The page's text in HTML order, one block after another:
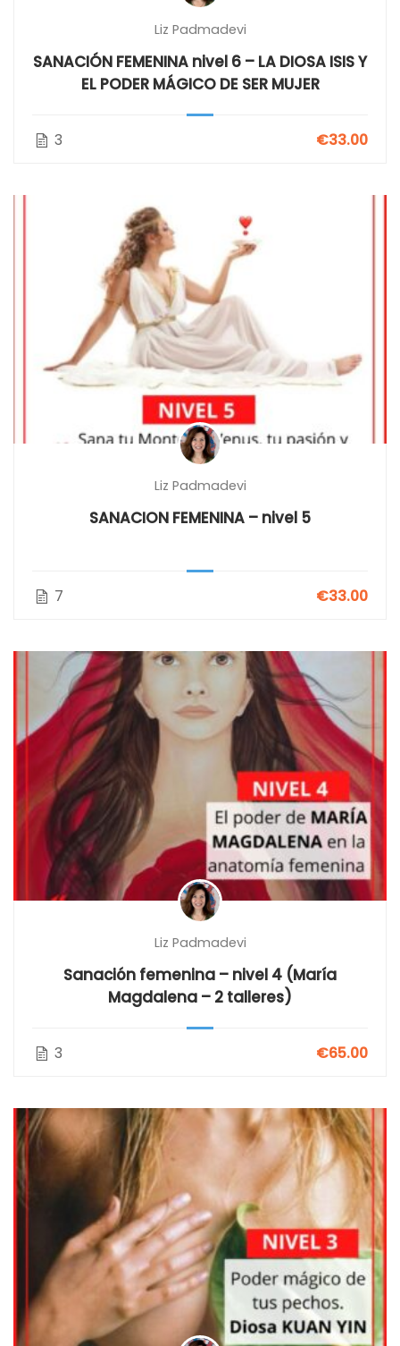
Liz Padmadevi
SANACIÓN FEMENINA nivel 6 – LA DIOSA ISIS Y
EL PODER MÁGICO DE SER MUJER
3 €33.00
Liz Padmadevi
SANACION FEMENINA – nivel 5
7 €33.00
Liz Padmadevi
Sanación femenina – nivel 4 (María
Magdalena – 2 talleres)
3 €65.00